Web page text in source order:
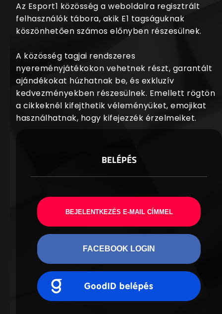
Az Esport1 közösség a weboldalra regisztrált
felhasználók tábora, akik E1 tagságuknak
köszönhetően számos előnyben részesülnek.
A közösség tagjai rendszeres
nyereményjátékokon vehetnek részt, garantált
ajándékokat húzhatnak be, és exkluzív
kedvezményekben részesülnek. Emellett rögtön
a cikkeknél kifejthetik véleményüket, emojikat
használhatnak, hogy kifejezzék érzelmeiket.
BELÉPÉS
BEJELENTKEZÉS E-MAIL CÍMMEL
FACEBOOK LOGIN